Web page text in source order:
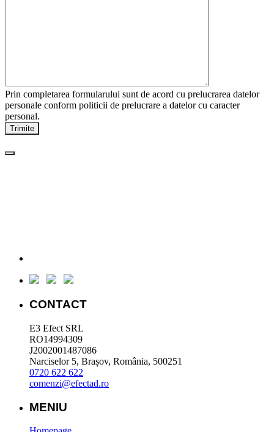
Prin completarea formularului sunt de acord cu prelucrarea datelor
personale conform politicii de prelucrare a datelor cu caracter
personal.
CONTACT
E3 Efect SRL
RO14994309
J2002001487086
Narciselor 5, Brașov, România, 500251
0720 622 622
comenzi@efectad.ro
MENIU